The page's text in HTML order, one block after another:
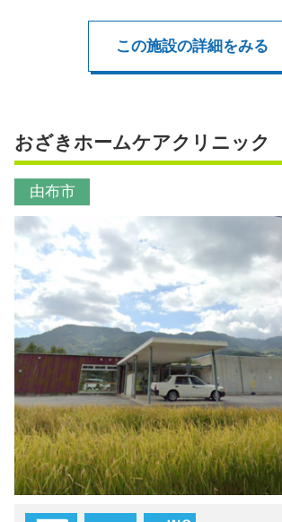
この施設の詳細をみる
おざきホームケアクリニック
由布市